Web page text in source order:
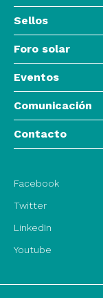
Sellos
Foro solar
Eventos
Comunicación
Contacto
Facebook
Twitter
LinkedIn
Youtube